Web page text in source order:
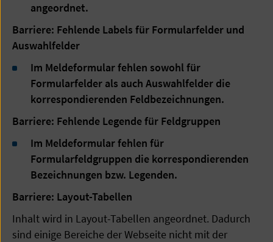
angeordnet.
Barriere: Fehlende Labels für Formularfelder und
Auswahlfelder
Im Meldeformular fehlen sowohl für
Formularfelder als auch Auswahlfelder die
korrespondierenden Feldbezeichnungen.
Barriere: Fehlende Legende für Feldgruppen
Im Meldeformular fehlen für
Formularfeldgruppen die korrespondierenden
Bezeichnungen bzw. Legenden.
Barriere: Layout-Tabellen
Inhalt wird in Layout-Tabellen angeordnet. Dadurch
sind einige Bereiche der Webseite nicht mit der